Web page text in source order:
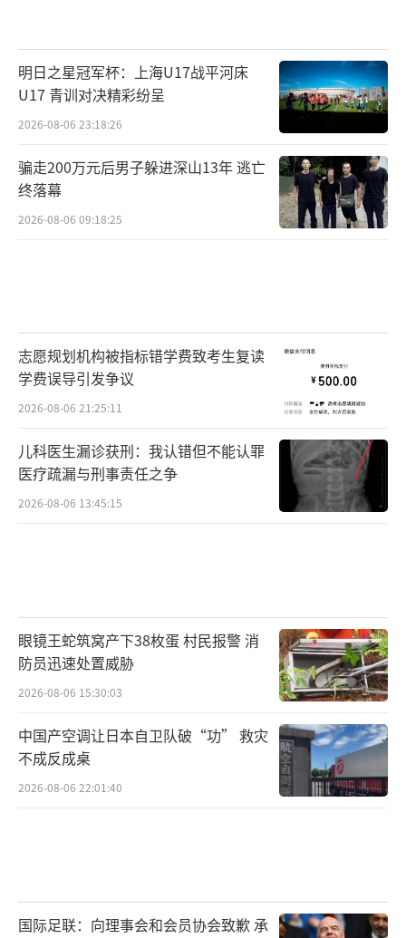
明日之星冠军杯：上海U17战平河床
U17 青训对决精彩纷呈
2026-08-06 23:18:26
骗走200万元后男子躲进深山13年 逃亡
终落幕
2026-08-06 09:18:25
志愿规划机构被指标错学费致考生复读
学费误导引发争议
2026-08-06 21:25:11
儿科医生漏诊获刑：我认错但不能认罪
医疗疏漏与刑事责任之争
2026-08-06 13:45:15
眼镜王蛇筑窝产下38枚蛋 村民报警 消
防员迅速处置威胁
2026-08-06 15:30:03
中国产空调让日本自卫队破“功” 救灾
不成反成桌
2026-08-06 22:01:40
国际足联：向理事会和会员协会致歉 承